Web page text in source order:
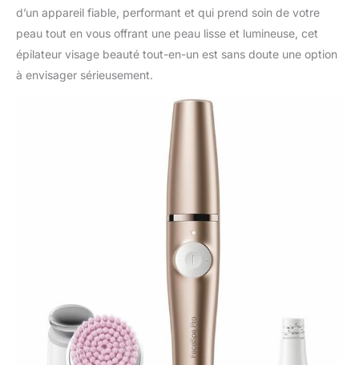
d’un appareil fiable, performant et qui prend soin de votre
peau tout en vous offrant une peau lisse et lumineuse, cet
épilateur visage beauté tout-en-un est sans doute une option
à envisager sérieusement.